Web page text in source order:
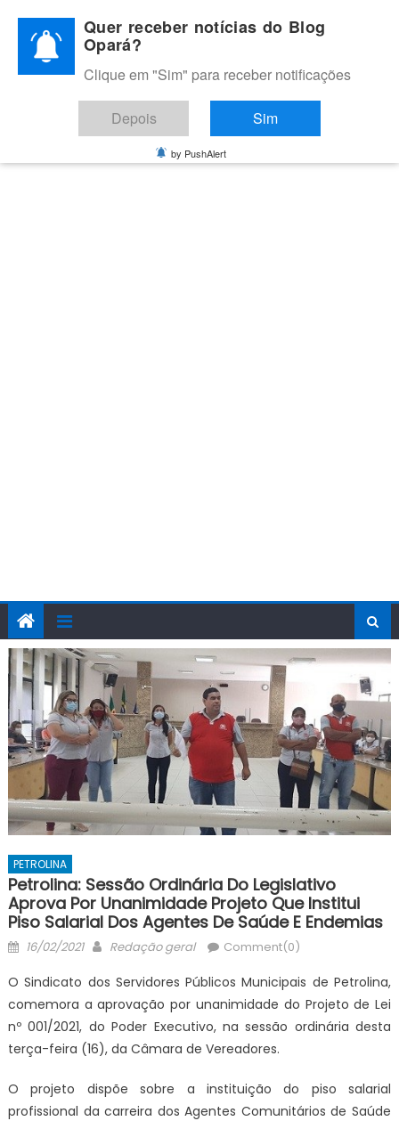
content
BLOG OPARÁ
Melhores notícias de Juazeiro, Petrolina e do Vale do São
Francisco
PETROLINA
Petrolina: Sessão Ordinária Do Legislativo
Aprova Por Unanimidade Projeto Que Institui
Piso Salarial Dos Agentes De Saúde E Endemias
Posted
16/02/2021 Author
Redação geral Comment(0)
O Sindicato dos Servidores Públicos Municipais de Petrolina,
comemora a aprovação por unanimidade do Projeto de Lei
nº 001/2021, do Poder Executivo, na sessão ordinária desta
terça-feira (16), da Câmara de Vereadores.
O projeto dispõe sobre a instituição do piso salarial
profissional da carreira dos Agentes Comunitários de Saúde
Quer receber notícias do Blog
Opará?
Clique em "Sim" para receber notificações
Depois Sim
by PushAlert